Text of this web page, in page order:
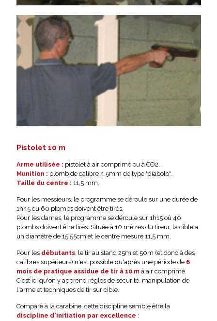
Pistolet 10 m
Arme utilisée : pistolet à air comprimé ou à CO2.
Munition : plomb de calibre 4.5mm de type "diabolo".
Taille du centre : 11,5 mm.
Pour les messieurs, le programme se déroule sur une durée de
1h45 où 60 plombs doivent être tirés.
Pour les dames, le programme se déroule sur 1h15 où 40
plombs doivent être tirés. Située à 10 mètres du tireur, la cible a
un diamètre de 15,55cm et le centre mesure 11,5 mm.
Pour les débutants, le tir au stand 25m et 50m (et donc à des
calibres supérieurs) n'est possible qu'après une période de 6
mois de pratique assidue de tir à 10 mà air comprimé.
C'est ici qu'on y apprend règles de sécurité, manipulation de
l'arme et techniques de tir sur cible.
Comparé à la carabine, cette discipline semble être la
discipline d'initiation par excellence :